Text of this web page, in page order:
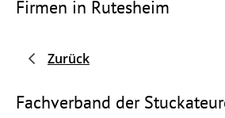
Firmen in Rutesheim
Zurück
Fachverband der